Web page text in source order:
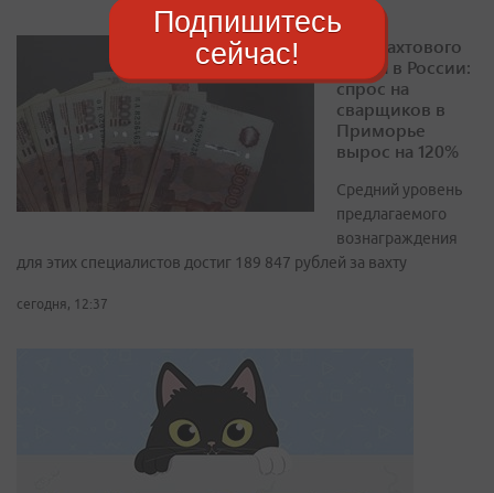
Рост вахтового
найма в России:
спрос на
сварщиков в
Приморье
вырос на 120%
Средний уровень
предлагаемого
вознаграждения
для этих специалистов достиг 189 847 рублей за вахту
сегодня, 12:37
Подпишитесь
сейчас!